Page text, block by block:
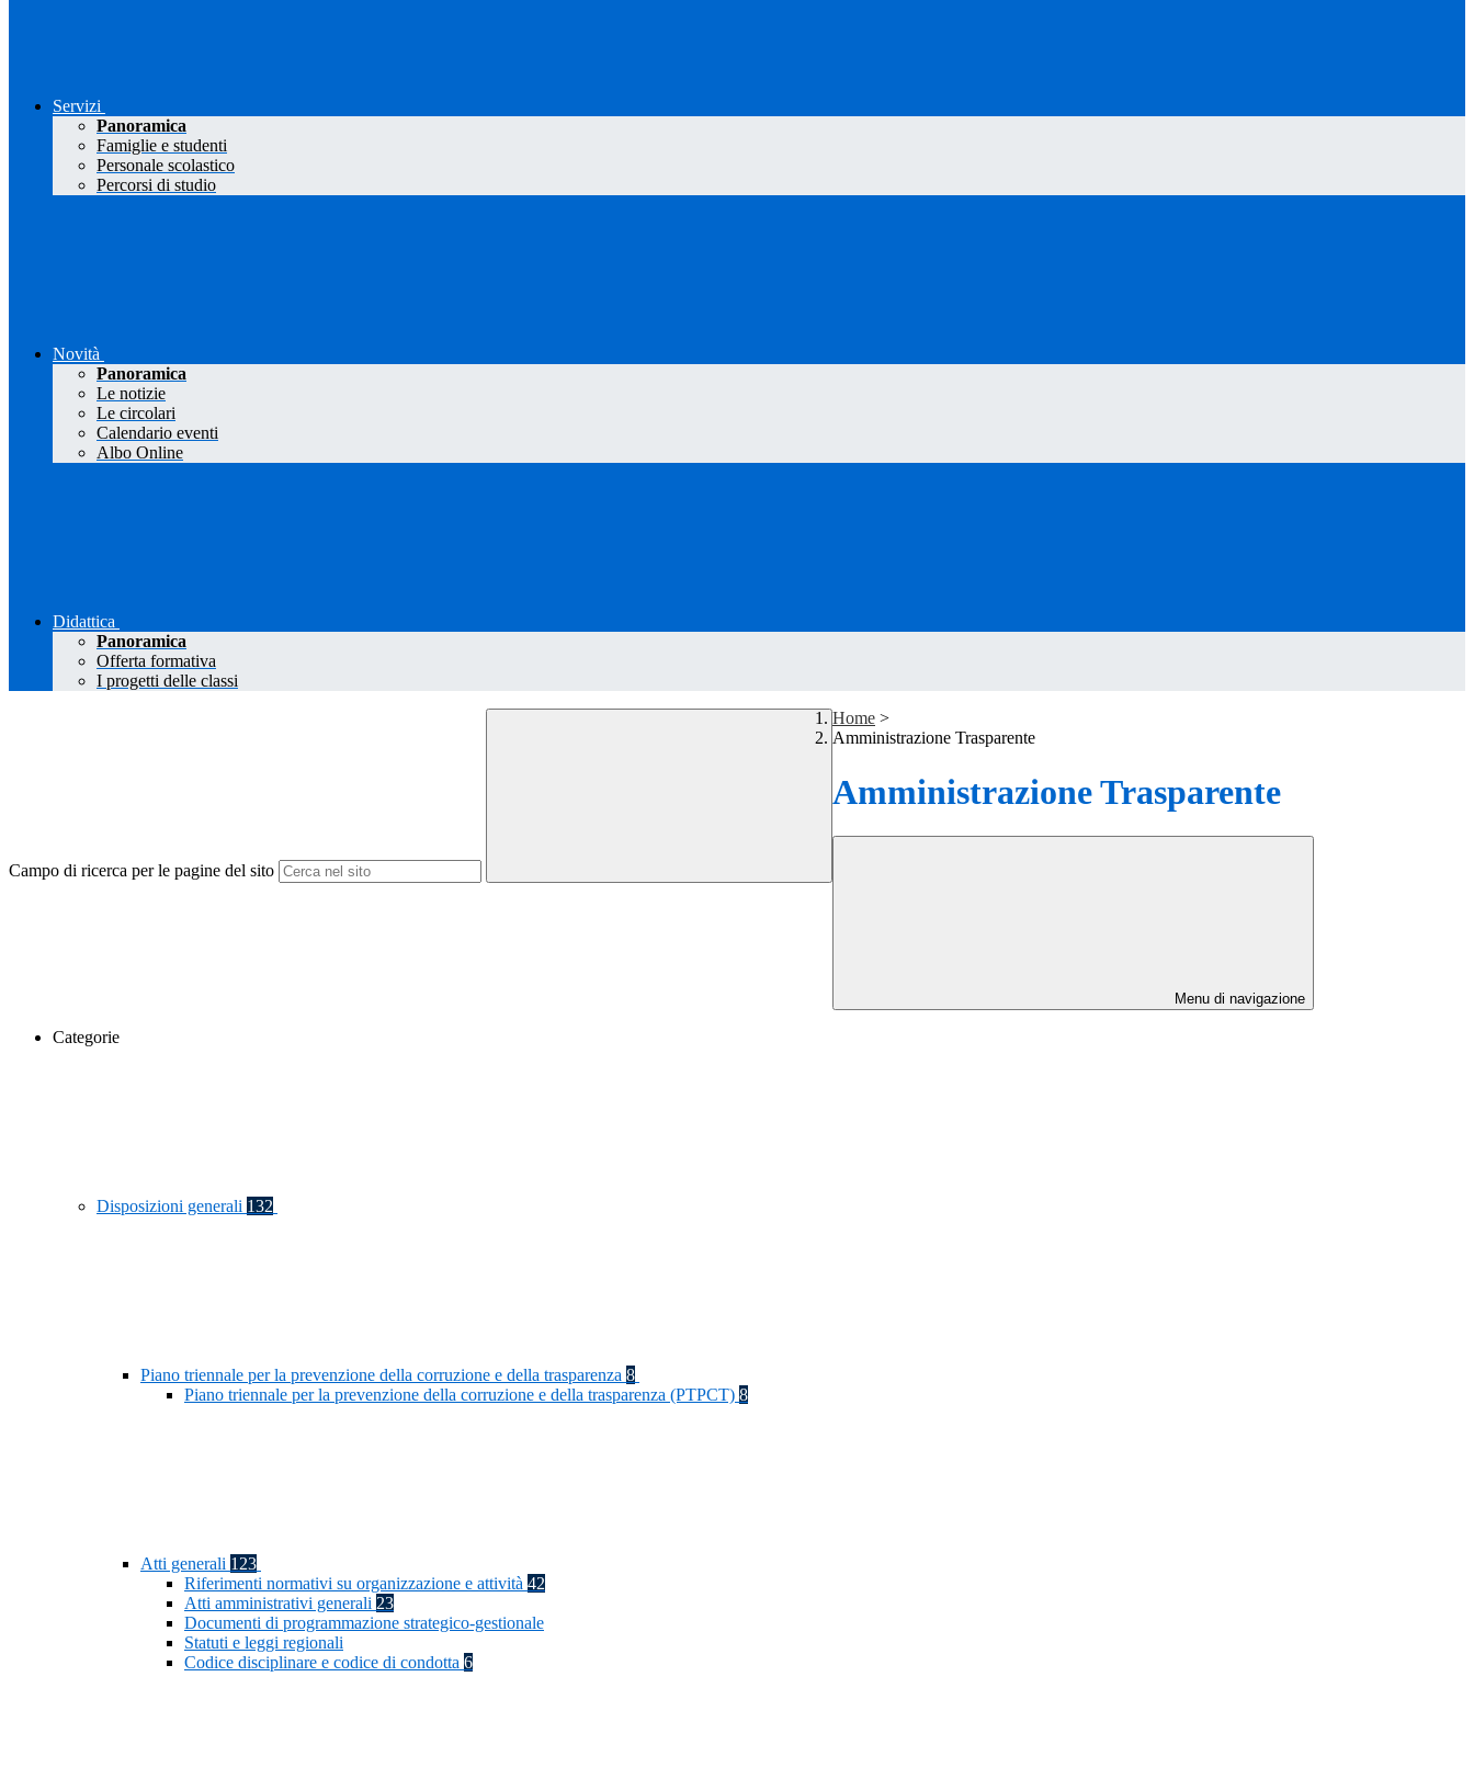
Servizi
Panoramica
Famiglie e studenti
Personale scolastico
Percorsi di studio
Novità
Panoramica
Le notizie
Le circolari
Calendario eventi
Albo Online
Didattica
Panoramica
Offerta formativa
I progetti delle classi
Campo di ricerca per le pagine del sito
Home >
Amministrazione Trasparente
Amministrazione Trasparente
Menu di navigazione
Categorie
Disposizioni generali 132
Piano triennale per la prevenzione della corruzione e della trasparenza 8
Piano triennale per la prevenzione della corruzione e della trasparenza (PTPCT) 8
Atti generali 123
Riferimenti normativi su organizzazione e attività 42
Atti amministrativi generali 23
Documenti di programmazione strategico-gestionale
Statuti e leggi regionali
Codice disciplinare e codice di condotta 6